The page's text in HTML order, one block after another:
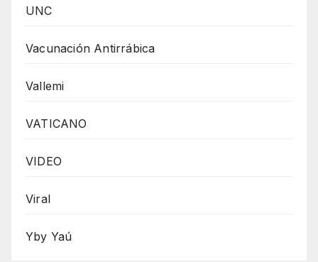
UNC
Vacunación Antirrábica
Vallemi
VATICANO
VIDEO
Viral
Yby Yaú